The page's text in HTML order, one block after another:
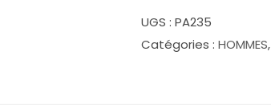
sport
bi-
UGS : PA235
Catégories : HOMMES,